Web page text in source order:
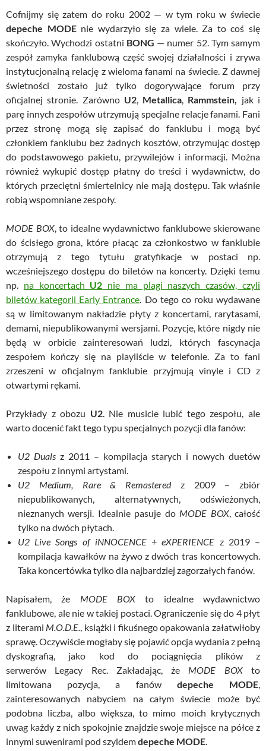
Cofnijmy się zatem do roku 2002 — w tym roku w świecie
depeche MODEnie wydarzyło się za wiele. Za to coś się
skończyło. Wychodzi ostatni BONG — numer 52. Tym samym
zespół zamyka fanklubową część swojej działalności i zrywa
instytucjonalną relację z wieloma fanami na świecie. Z dawnej
świetności zostało już tylko dogorywające forum przy
oficjalnej stronie. Zarówno U2, Metallica, Rammstein, jak i
parę innych zespołów utrzymują specjalne relacje fanami. Fani
przez stronę mogą się zapisać do fanklubu i mogą być
członkiem fanklubu bez żadnych kosztów, otrzymując dostęp
do podstawowego pakietu, przywilejów i informacji. Można
również wykupić dostęp płatny do treści i wydawnictw, do
których przeciętni śmiertelnicy nie mają dostępu. Tak właśnie
robią wspomniane zespoły.
MODE BOX, to idealne wydawnictwo fanklubowe skierowane
do ścisłego grona, które płacąc za członkostwo w fanklubie
otrzymują z tego tytułu gratyfikacje w postaci np.
wcześniejszego dostępu do biletów na koncerty. Dzięki temu
np. na koncertach U2 nie ma plagi naszych czasów, czyli
biletów kategorii Early Entrance. Do tego co roku wydawane
są w limitowanym nakładzie płyty z koncertami, rarytasami,
demami, niepublikowanymi wersjami. Pozycje, które nigdy nie
będą w orbicie zainteresowań ludzi, których fascynacja
zespołem kończy się na playliście w telefonie. Za to fani
zrzeszeni w oficjalnym fanklubie przyjmują vinyle i CD z
otwartymi rękami.
Przykłady z obozu U2. Nie musicie lubić tego zespołu, ale
warto docenić fakt tego typu specjalnych pozycji dla fanów:
U2 Duals z 2011 – kompilacja starych i nowych duetów
zespołu z innymi artystami.
U2 Medium, Rare & Remasteredz 2009 – zbiór
niepublikowanych, alternatywnych, odświeżonych,
nieznanych wersji. Idealnie pasuje do MODE BOX, całość
tylko na dwóch płytach.
U2 Live Songs of iNNOCENCE + eXPERIENCE z 2019 –
kompilacja kawałków na żywo z dwóch tras koncertowych.
Taka koncertówka tylko dla najbardziej zagorzałych fanów.
Napisałem, że MODE BOX to idealne wydawnictwo
fanklubowe, ale nie w takiej postaci. Ograniczenie się do 4 płyt
z literami M.O.D.E., książki i fikuśnego opakowania załatwiłoby
sprawę. Oczywiście mogłaby się pojawić opcja wydania z pełną
dyskografią, jako kod do pociągnięcia plików z
serwerów Legacy Rec. Zakładając, że MODE BOXto
limitowana pozycja, a fanów depeche MODE,
zainteresowanych nabyciem na całym świecie może być
podobna liczba, albo większa, to mimo moich krytycznych
uwag każdy z nich spokojnie znajdzie swoje miejsce na półce z
innymi suwenirami pod szyldemdepeche MODE.